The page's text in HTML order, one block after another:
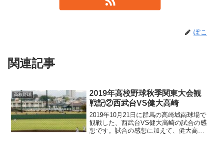
ぽこ
関連記事
高校野球
2019年高校野球秋季関東大会観
戦記②西武台VS健大高崎
2019年10月21日に群馬の高崎城南球場で
観戦した、西武台VS健大高崎の試合の感
想です。試合の感想に加えて、健大高崎